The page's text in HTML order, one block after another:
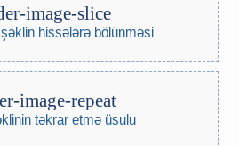
image-slice
hissələrə bölünməsi
image-repeat
təkrar etmə üsulu